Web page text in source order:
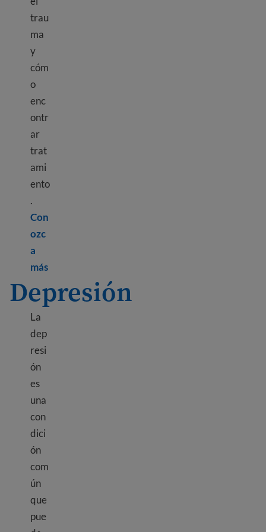
trau
ma
y
cóm
o
enc
ontr
ar
trat
ami
ento
.
Con
ozc
a
másLearn more about Immigrant and refugee
Depresión
La
dep
resi
ón
es
una
con
dici
ón
com
ún
que
pue